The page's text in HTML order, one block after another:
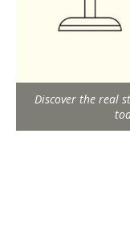
Discover the real